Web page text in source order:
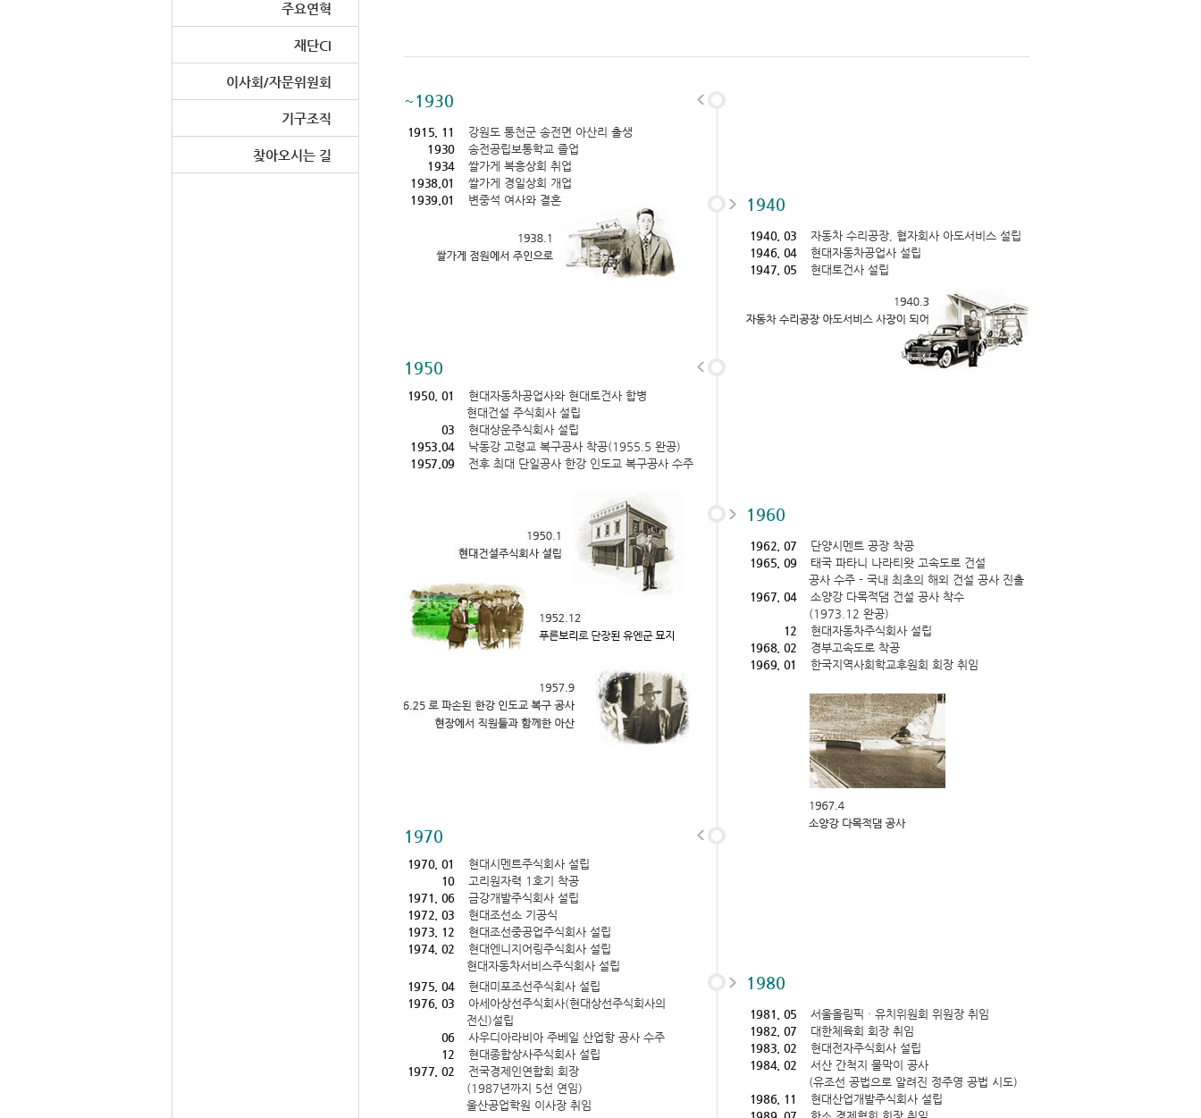
주요연혁
재단CI
이사회/자문위원회
기구조직
찾아오시는 길
~1930
1915. 11
강원도 통천군 송전면 아산리 출생
1930
송전공립보통학교 졸업
1934
쌀가게 복흥상회 취업
1938.01
쌀가게 경일상회 개업
1939.01
변중석 여사와 결혼 1940
1940. 03
자동차 수리공장, 협자회사 아도서비스 설립
1946. 04
현대자동차공업사 설립
1947. 05
현대토건사 설립
1950
1950. 01
현대자동차공업사와 현대토건사 합병
현대건설 주식회사 설립
03
현대상운주식회사 설립
1953.04
낙동강 고령교 복구공사 착공(1955.5 완공)
1957.09
전후 최대 단일공사 한강 인도교 복구공사 수주
1960
1962. 07
단양시멘트 공장 착공
1965. 09
태국 파타니 나라티왓 고속도로 건설
공사 수주 - 국내 최초의 해외 건설 공사 진출
1967. 04
소양강 다목적댐 건설 공사 착수
(1973.12 완공)
12
현대자동차주식회사 설립
1968. 02
경부고속도로 착공
1969. 01
한국지역사회학교후원회 회장 취임
1970
1970. 01
현대시멘트주식회사 설립
10
고리원자력 1호기 착공
1971. 06
금강개발주식회사 설립
1972. 03
현대조선소 기공식
1973. 12
현대조선중공업주식회사 설립
1974. 02
현대엔니지어링주식회사 설립
현대자동차서비스주식회사 설립
1975. 04
현대미포조선주식회사 설립
1976. 03
아세아상선주식회사(현대상선주식회사의
전신)설립
06
사우디아라비아 주베일 산업항 공사 수주
12
현대종합상사주식회사 설립
1977. 02
전국경제인연합회 회장
(1987년까지 5선 연임)
울산공업학원 이사장 취임
1980
1981. 05
서울올림픽 · 유치위원회 위원장 취임
1982. 07
대한체육회 회장 취임
1983. 02
현대전자주식회사 설립
1984. 02
서산 간척지 물막이 공사
(유조선 공법으로 알려진 정주영 공법 시도)
1986. 11
현대산업개발주식회사 설립